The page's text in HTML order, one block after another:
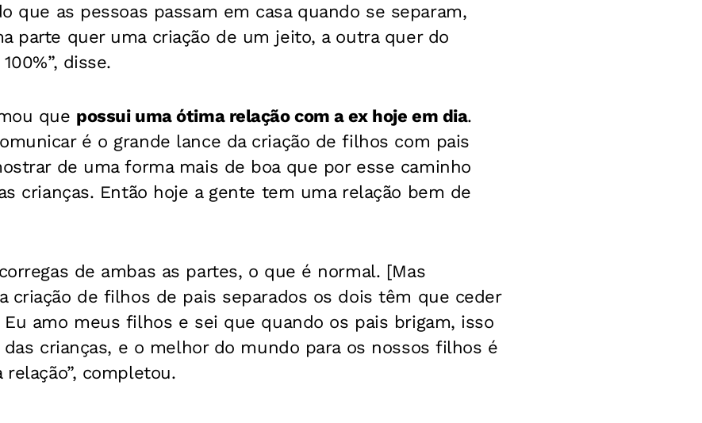
que as pessoas passam em casa quando se separam,
parte quer uma criação de um jeito, a outra quer do
disse.
que possui uma ótima relação com a ex hoje em dia.
é o grande lance da criação de filhos com pais
de uma forma mais de boa que por esse caminho
crianças. Então hoje a gente tem uma relação bem de
de ambas as partes, o que é normal. [Mas
criação de filhos de pais separados os dois têm que ceder
amo meus filhos e sei que quando os pais brigam, isso
crianças, e o melhor do mundo para os nossos filhos é
completou.